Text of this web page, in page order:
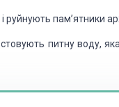
пам’ятники
питну воду,